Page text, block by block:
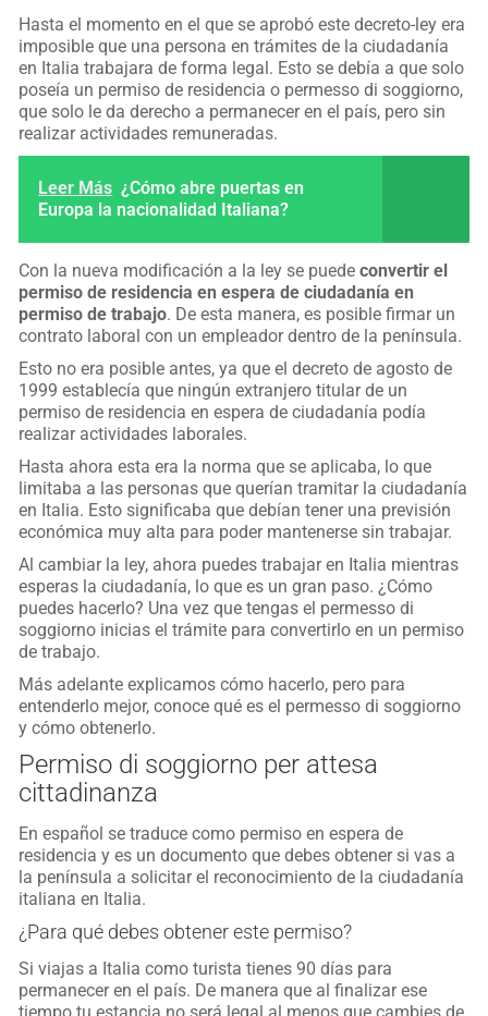
Hasta el momento en el que se aprobó este decreto-ley era
imposible que una persona en trámites de la ciudadanía
en Italia trabajara de forma legal. Esto se debía a que solo
poseía un permiso de residencia o permesso di soggiorno,
que solo le da derecho a permanecer en el país, pero sin
realizar actividades remuneradas.
Leer Más ¿Cómo abre puertas en
Europa la nacionalidad Italiana?
Con la nueva modificación a la ley se puedeconvertir el
permiso de residencia en espera de ciudadanía en
permiso de trabajo. De esta manera, es posible firmar un
contrato laboral con un empleador dentro de la península.
Esto no era posible antes, ya que el decreto de agosto de
1999 establecía que ningún extranjero titular de un
permiso de residencia en espera de ciudadanía podía
realizar actividades laborales.
Hasta ahora esta era la norma que se aplicaba, lo que
limitaba a las personas que querían tramitar la ciudadanía
en Italia. Esto significaba que debían tener una previsión
económica muy alta para poder mantenerse sin trabajar.
Al cambiar la ley, ahora puedes trabajar en Italia mientras
esperas la ciudadanía, lo que es un gran paso. ¿Cómo
puedes hacerlo? Una vez que tengas el permesso di
soggiorno inicias el trámite para convertirlo en un permiso
de trabajo.
Más adelante explicamos cómo hacerlo, pero para
entenderlo mejor, conoce qué es el permesso di soggiorno
y cómo obtenerlo.
Permiso di soggiorno per attesa
cittadinanza
En español se traduce como permiso en espera de
residencia y es un documento que debes obtener si vas a
la península a solicitar el reconocimiento de la ciudadanía
italiana en Italia.
¿Para qué debes obtener este permiso?
Si viajas a Italia como turista tienes 90 días para
permanecer en el país. De manera que al finalizar ese